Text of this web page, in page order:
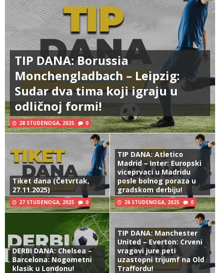
TIP DANA: Borussia
Monchengladbach – Leipzig:
Sudar dva tima koji igraju u
odličnoj formi!
28 STUDENOGA, 2025 0
Tiket dana (Četvrtak,
27.11.2025)
27 STUDENOGA, 2025 0
TIP DANA: Atletico
Madrid – Inter: Europski
viceprvaci u Madridu
posle bolnog poraza u
gradskom derbiju!
26 STUDENOGA, 2025 0
DERBI DANA: Chelsea –
Barcelona: Nogometni
klasik u Londonu!
TIP DANA: Manchester
United – Everton: Crveni
vragovi jure peti
uzastopni trijumf na Old
Traffordu!